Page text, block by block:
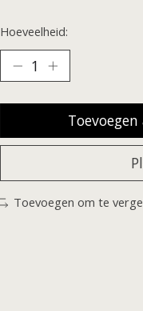
Hoeveelheid:
Toevoegen om te